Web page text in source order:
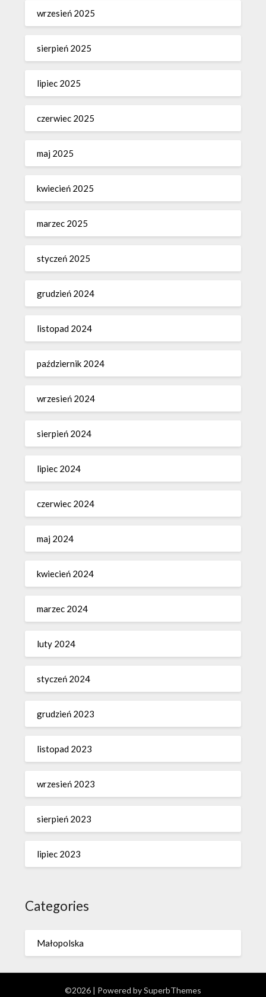
wrzesień 2025
sierpień 2025
lipiec 2025
czerwiec 2025
maj 2025
kwiecień 2025
marzec 2025
styczeń 2025
grudzień 2024
listopad 2024
październik 2024
wrzesień 2024
sierpień 2024
lipiec 2024
czerwiec 2024
maj 2024
kwiecień 2024
marzec 2024
luty 2024
styczeń 2024
grudzień 2023
listopad 2023
wrzesień 2023
sierpień 2023
lipiec 2023
Categories
Małopolska
©2026 | Powered bySuperbThemes